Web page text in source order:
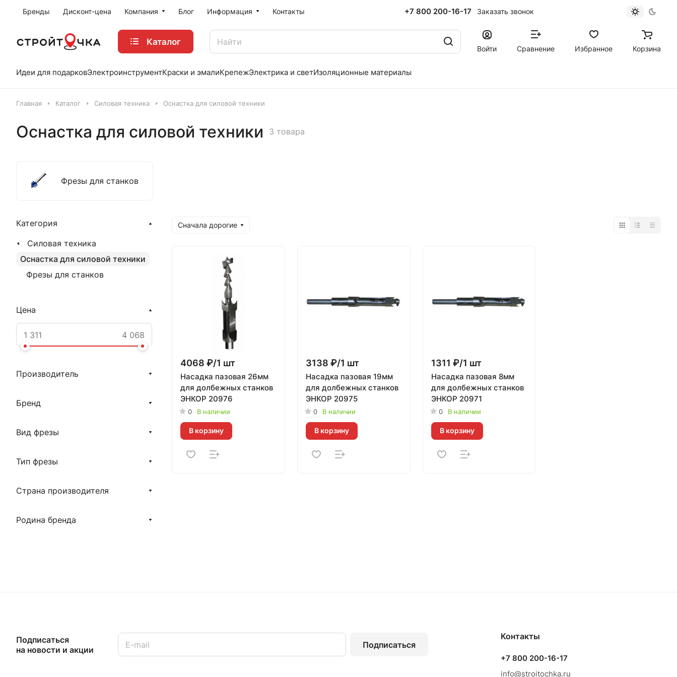
Бренды Дисконт-цена Компания Блог Информация Контакты +7 800 200-16-17 Заказать звонок
Каталог
Войти Сравнение Избранное Корзина
Идеи для подарковЭлектроинструментКраски и эмалиКрепежЭлектрика и светИзоляционные материалы
Главная Каталог Силовая техника Оснастка для силовой техники
Оснастка для силовой техники 3 товара
Фрезы для станков
Сначала дорогие
4068 ₽/1 шт
Насадка пазовая 26мм
для долбежных станков
ЭНКОР 20976
0 В наличии
В корзину
3138 ₽/1 шт
Насадка пазовая 19мм
для долбежных станков
ЭНКОР 20975
0 В наличии
В корзину
1311 ₽/1 шт
Насадка пазовая 8мм
для долбежных станков
ЭНКОР 20971
0 В наличии
В корзину
Категория
Силовая техника
Оснастка для силовой техники
Фрезы для станков
Цена
Производитель
Бренд
Вид фрезы
Тип фрезы
Страна производителя
Родина бренда
Подписаться
на новости и акции
Подписаться
Контакты
+7 800 200-16-17
info@stroitochka.ru